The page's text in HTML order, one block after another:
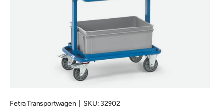
Fetra Transportwagen| SKU: 32902